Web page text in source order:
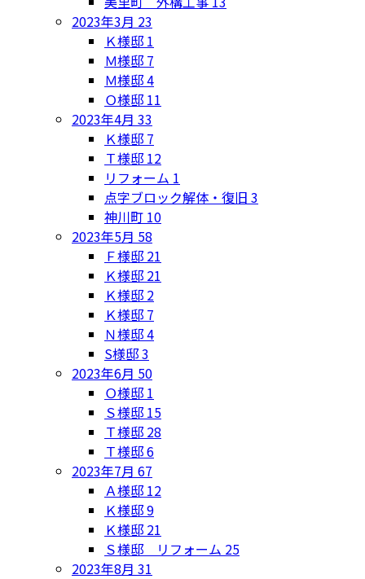
2023年3月 23
Ｋ様邸 1
Ｍ様邸 7
Ｍ様邸4
Ｏ様邸 11
2023年4月 33
Ｋ様邸 7
Ｔ様邸 12
リフォーム 1
点字ブロック解体・復旧 3
神川町 10
2023年5月 58
Ｆ様邸 21
Ｋ様邸 21
Ｋ様邸 2
Ｋ様邸 7
Ｎ様邸4
S様邸3
2023年6月 50
Ｏ様邸 1
Ｓ様邸 15
Ｔ様邸 28
Ｔ様邸6
2023年7月 67
Ａ様邸 12
Ｋ様邸9
Ｋ様邸 21
Ｓ様邸 リフォーム 25
2023年8月 31